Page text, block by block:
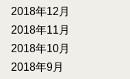
2018年12月
2018年11月
2018年10月
2018年9月